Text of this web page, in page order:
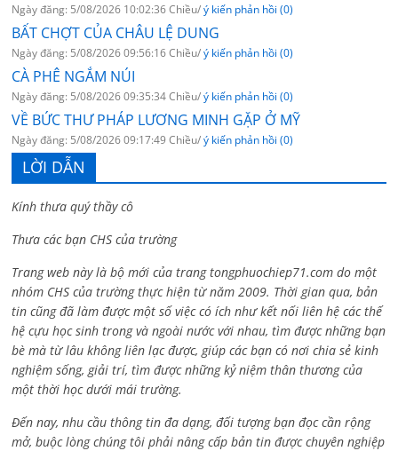
Ngày đăng: 5/08/2026 10:02:36 Chiều/ý kiến phản hồi (0)
BẤT CHỢT CỦA CHÂU LỆ DUNG
Ngày đăng: 5/08/2026 09:56:16 Chiều/ý kiến phản hồi (0)
CÀ PHÊ NGẮM NÚI
Ngày đăng: 5/08/2026 09:35:34 Chiều/ý kiến phản hồi (0)
VỀ BỨC THƯ PHÁP LƯƠNG MINH GẶP Ở MỸ
Ngày đăng: 5/08/2026 09:17:49 Chiều/ý kiến phản hồi (0)
LỜI DẪN
Kính thưa quý thầy cô
Thưa các bạn CHS của trường
Trang web này là bộ mới của trang tongphuochiep71.com do một
nhóm CHS của trường thực hiện từ năm 2009. Thời gian qua, bản
tin cũng đã làm được một số việc có ích như kết nối liên hệ các thế
hệ cựu học sinh trong và ngoài nước với nhau, tìm được những bạn
bè mà từ lâu không liên lạc được, giúp các bạn có nơi chia sẻ kinh
nghiệm sống, giải trí, tìm được những kỷ niệm thân thương của
một thời học dưới mái trường.
Đến nay, nhu cầu thông tin đa dạng, đối tượng bạn đọc cần rộng
mở, buộc lòng chúng tôi phải nâng cấp bản tin được chuyên nghiệp